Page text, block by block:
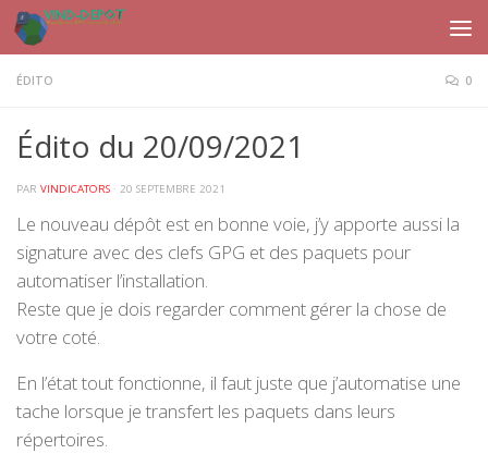
Skip to content
ÉDITO 0
Édito du 20/09/2021
PAR VINDICATORS · 20 SEPTEMBRE 2021
Le nouveau dépôt est en bonne voie, j’y apporte aussi la
signature avec des clefs GPG et des paquets pour
automatiser l’installation.
Reste que je dois regarder comment gérer la chose de
votre coté.
En l’état tout fonctionne, il faut juste que j’automatise une
tache lorsque je transfert les paquets dans leurs
répertoires.